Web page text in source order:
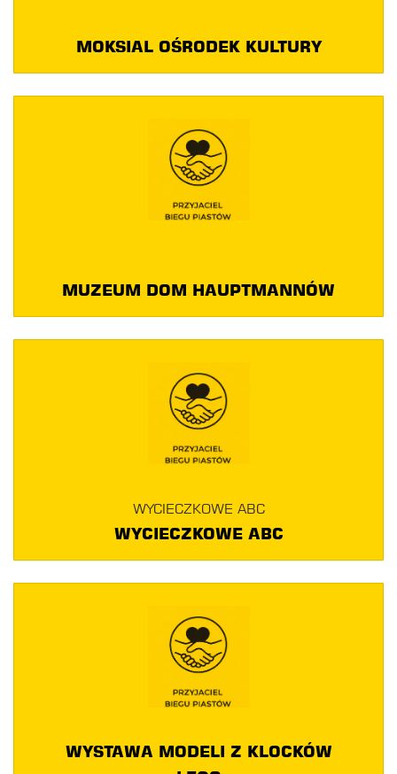
MOKSIAL OŚRODEK KULTURY
MUZEUM DOM HAUPTMANNÓW
WYCIECZKOWE ABC
WYCIECZKOWE ABC
WYSTAWA MODELI Z KLOCKÓW